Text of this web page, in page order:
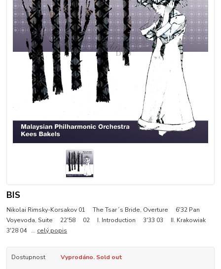
BIS
Nikolai Rimsky-Korsakov 01 The Tsar´s Bride, Overture 6'32 Pan
Voyevoda, Suite 22'58 02 I. Introduction 3'33 03 II. Krakowiak
3'28 04 ... celý popis
Dostupnost Vyprodáno. Sold out